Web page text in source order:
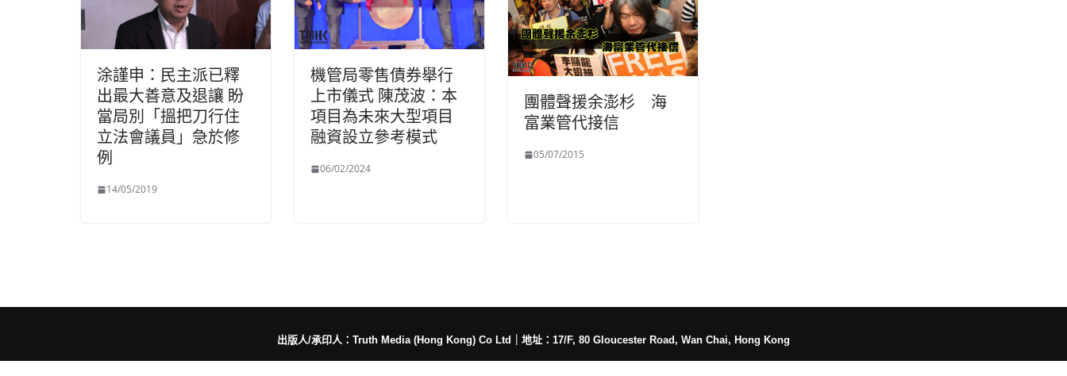
涂謹申：民主派已釋
出最大善意及退讓 盼
當局別「搵把刀行住
立法會議員」急於修
例
14/05/2019
機管局零售債券舉行
上市儀式 陳茂波：本
項目為未來大型項目
融資設立參考模式
06/02/2024
團體聲援余澎杉 海
富業管代接信
05/07/2015
出版人/承印人：Truth Media (Hong Kong) Co Ltd 地址：17/F, 80 Gloucester Road, Wan Chai, Hong Kong